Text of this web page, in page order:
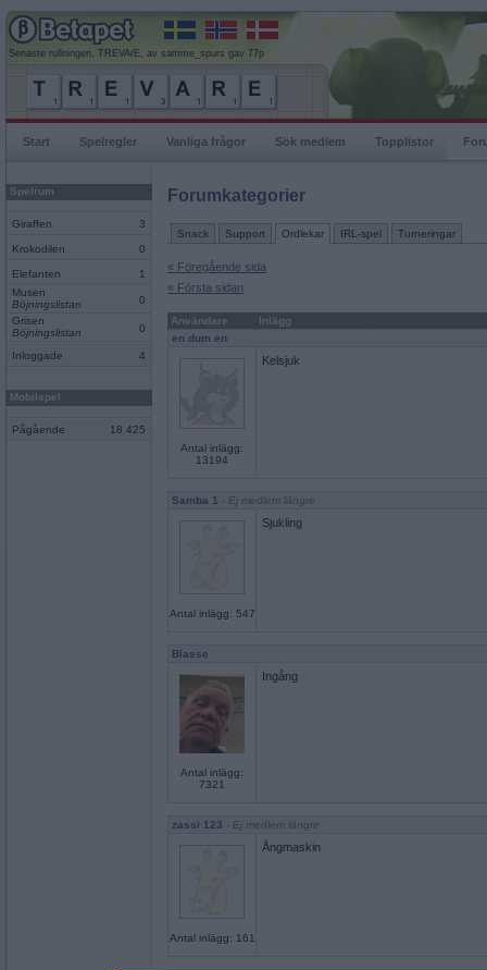
Senaste rullningen, TREVArE, av samme_spurs gav 77p
Start Spelregler Vanliga frågor Sök medlem Topplistor
Spelrum
Giraffen 3
Krokodilen 0
Elefanten
1
Musen
Böjningslistan
0
Grisen
Böjningslistan
0
Inloggade 4
Mobilspel
Pågående 18 425
Forumkategorier
Snack Support Ordlekar IRL-spel Turneringar
« Föregående sida
« Första sidan
Användare
Inlägg
en dum en
Antal inlägg:
13194
Kelsjuk
Samba 1 - Ej medlem längre
Antal inlägg: 547
Sjukling
Blasse
Antal inlägg:
7321
Ingång
zassi 123 - Ej medlem längre
Antal inlägg: 161
Ångmaskin